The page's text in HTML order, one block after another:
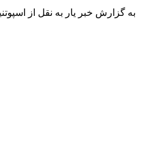
به گزارش خبر یار به نقل از